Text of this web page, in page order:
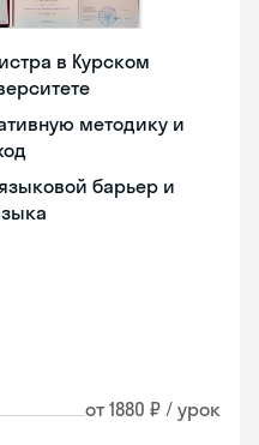
в Курском
методику и
барьер и
от 1880 ₽ / урок